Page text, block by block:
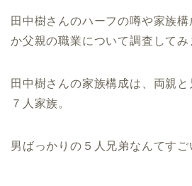
田中樹さんのハーフの噂や家族
か父親の職業について調査してみ
田中樹さんの家族構成は、両親
７人家族。
男ばっかりの５人兄弟なんてすご